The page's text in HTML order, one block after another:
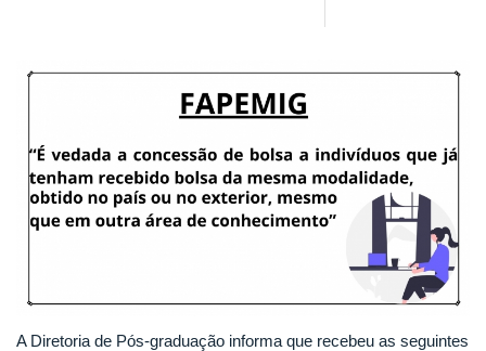
A Diretoria de Pós-graduação informa que recebeu as seguintes